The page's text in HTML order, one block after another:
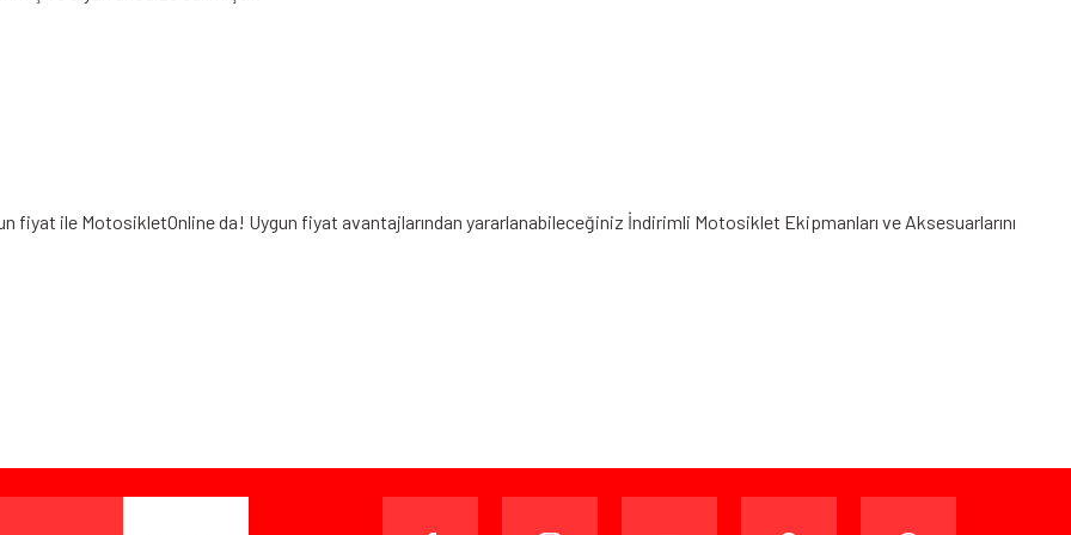
fiyat ile MotosikletOnline da! Uygun fiyat avantajlarından yararlanabileceğiniz İndirimli Motosiklet Ekipmanları ve Aksesuarlarını